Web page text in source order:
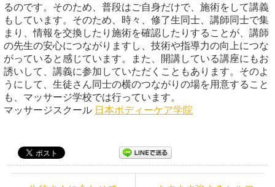
るのです。そのため、普段はご自身だけで、施術をして講義
もしています。そのため、時々、修了生同士、講師同士で集
まり、情報を交換したり施術を確認したりすることが、講師
の先生の安心につながりますし、技術や指導力の向上につな
がっていると感じています。また、開講している講座にもお
誘いして、講義に参加していただくこともあります。そのよ
うにして、生徒さん同士の横のつながりの場を用意すること
も、マッサージ学校では行っています。
マッサージスクール 日本ボディーケア学院